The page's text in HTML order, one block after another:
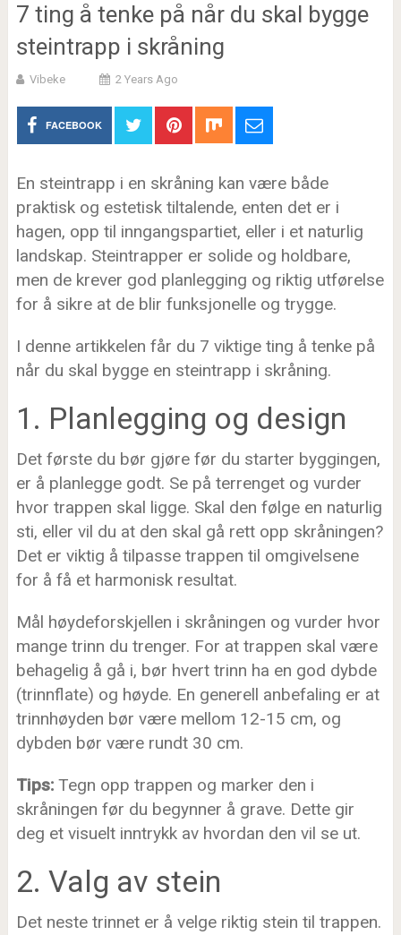
7 ting å tenke på når du skal bygge
steintrapp i skråning
Vibeke 2 Years Ago
FACEBOOK
En steintrapp i en skråning kan være både
praktisk og estetisk tiltalende, enten det er i
hagen, opp til inngangspartiet, eller i et naturlig
landskap. Steintrapper er solide og holdbare,
men de krever god planlegging og riktig utførelse
for å sikre at de blir funksjonelle og trygge.
I denne artikkelen får du 7 viktige ting å tenke på
når du skal bygge en steintrapp i skråning.
1. Planlegging og design
Det første du bør gjøre før du starter byggingen,
er å planlegge godt. Se på terrenget og vurder
hvor trappen skal ligge. Skal den følge en naturlig
sti, eller vil du at den skal gå rett opp skråningen?
Det er viktig å tilpasse trappen til omgivelsene
for å få et harmonisk resultat.
Mål høydeforskjellen i skråningen og vurder hvor
mange trinn du trenger. For at trappen skal være
behagelig å gå i, bør hvert trinn ha en god dybde
(trinnflate) og høyde. En generell anbefaling er at
trinnhøyden bør være mellom 12-15 cm, og
dybden bør være rundt 30 cm.
Tips:Tegn opp trappen og marker den i
skråningen før du begynner å grave. Dette gir
deg et visuelt inntrykk av hvordan den vil se ut.
2. Valg av stein
Det neste trinnet er å velge riktig stein til trappen.